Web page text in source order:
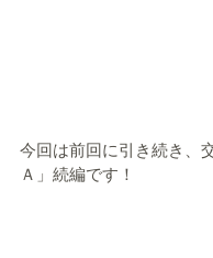
今回は前回に引き続き、
Ａ」続編です！